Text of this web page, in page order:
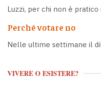
Luzzi, per chi non è pratico
Perché votare no
Nelle ultime settimane il
VIVERE O ESISTERE?